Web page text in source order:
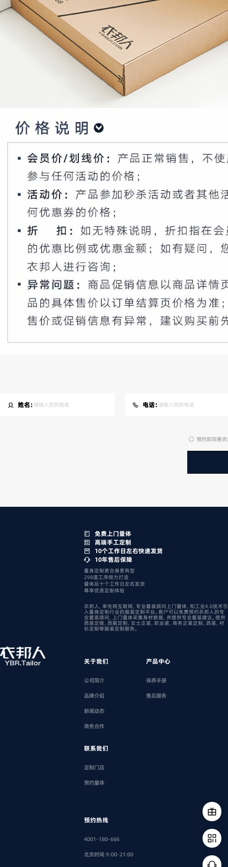
姓名： 电话：
预约即同意
免费上门量体
高端手工定制
10个工作日左右快速发货
10年售后保障
量身定制更合身更有型
298道工序倾力打造
量体后十个工作日左右发货
尊享优质定制体验
衣邦人，率先将互联网，专业着装顾问上门量体，和工业4.0技术引
入量身定制行业的服装定制平台。客户可以免费预约衣邦人的专
业着装顾问，上门量体采集身材数据，并提供专业着装建议。提供
西装定做，西服定制，女士正装，职业装，商务正装定制，西装，衬
衫定制等服装定制服务。
关于我们
公司简介
品牌介绍
新闻动态
商务合作
产品中心
保养手册
售后服务
联系我们
定制门店
预约量体
预约热线
4001-180-666
北京时间 9:00-21:00